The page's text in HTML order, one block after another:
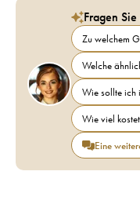
Fragen
Zu welchem
Welche
Wie sollte ich
Wie viel
Eine